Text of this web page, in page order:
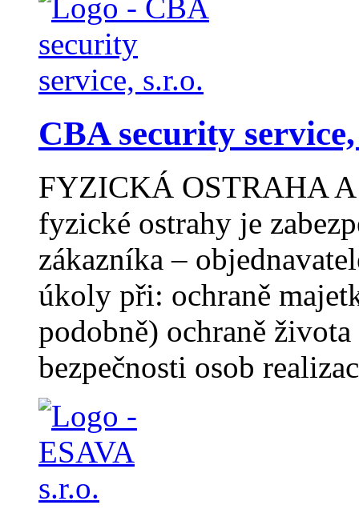
CBA security
FYZICKÁ OSTRAHA
fyzické ostrahy je
zákazníka –
úkoly při: ochraně
podobně) ochraně
bezpečnosti osob